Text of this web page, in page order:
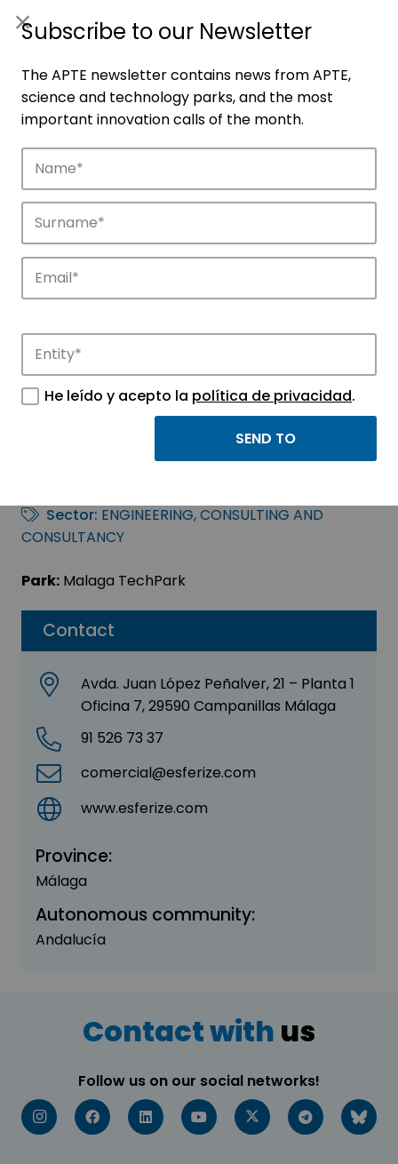
Companies
Discover the companies that drive
innovation in APTE’s parks.
Contact
Avda. Juan López Peñalver, 21 – Planta 1
Oficina 7, 29590 Campanillas Málaga
91 526 73 37
comercial@esferize.com
www.esferize.com
Province:
Málaga
Autonomous community:
Andalucía
Comunicaciones
Sector: ENGINEERING, CONSULTING AND
CONSULTANCY
Park: Malaga TechPark
Contact with us
Follow us on our social networks!
Subscribe to our Newsletter
The APTE newsletter contains news from APTE,
science and technology parks, and the most
important innovation calls of the month.
He leído y acepto la política de privacidad.